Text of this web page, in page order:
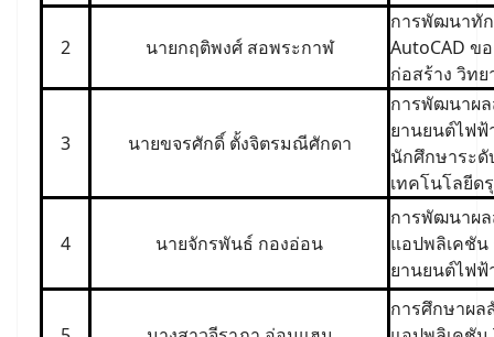
2 นายกฤติพงศ์ สอพระกาฬ
การพัฒนาทัก
AutoCAD ข
ก่อสร้าง วิท
3 นายขจรศักดิ์ ตั้งจิตรมณีศักดา
การพัฒนาผล
ยานยนต์ไฟฟ้
นักศึกษาระดั
เทคโนโลยีด
4 นายจักรพันธ์ กองอ่อน
การพัฒนาผล
แอปพลิเคชัน
ยานยนต์ไฟฟ้
การศึกษาผล